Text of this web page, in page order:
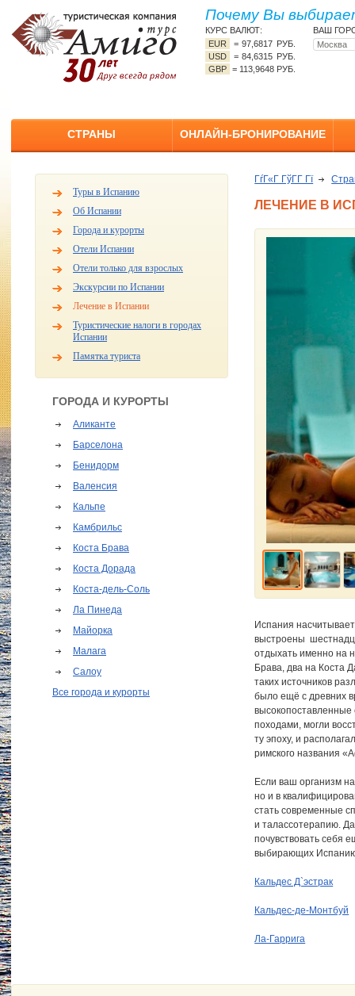
Почему Вы
КУРС ВАЛЮТ:
EUR
=97,6817 РУБ.
USD
=84,6315 РУБ.
GBP = 113,9648 РУБ.
ВАШ
СТРАНЫ ОНЛАЙН-БРОНИРОВАНИЕ
Туры в Испанию
Об Испании
Города и курорты
Отели Испании
Отели только для взрослых
Экскурсии по Испании
Лечение в Испании
Туристические налоги в городах
Испании
Памятка туриста
ГОРОДА И КУРОРТЫ
Аликанте
Барселона
Бенидорм
Валенсия
Кальпе
Камбрильс
Коста Брава
Коста Дорада
Коста-дель-Соль
Ла Пинеда
Майорка
Малага
Салоу
Все города и курорты
ГѓГ«Г ГўГ­Г Гї
ЛЕЧЕНИЕ В
Испания
выстроены
отдыхать именно на
Брава, два на Коста
таких источников
было ещё с древних
походами, могли
ту эпоху, и
римского названия
Если ваш организм
но и в
стать современные
и талассотерапию.
почувствовать себя
выбирающих
Кальдес Д`эстрак
Кальдес-де-Монтбуй
Ла-Гаррига